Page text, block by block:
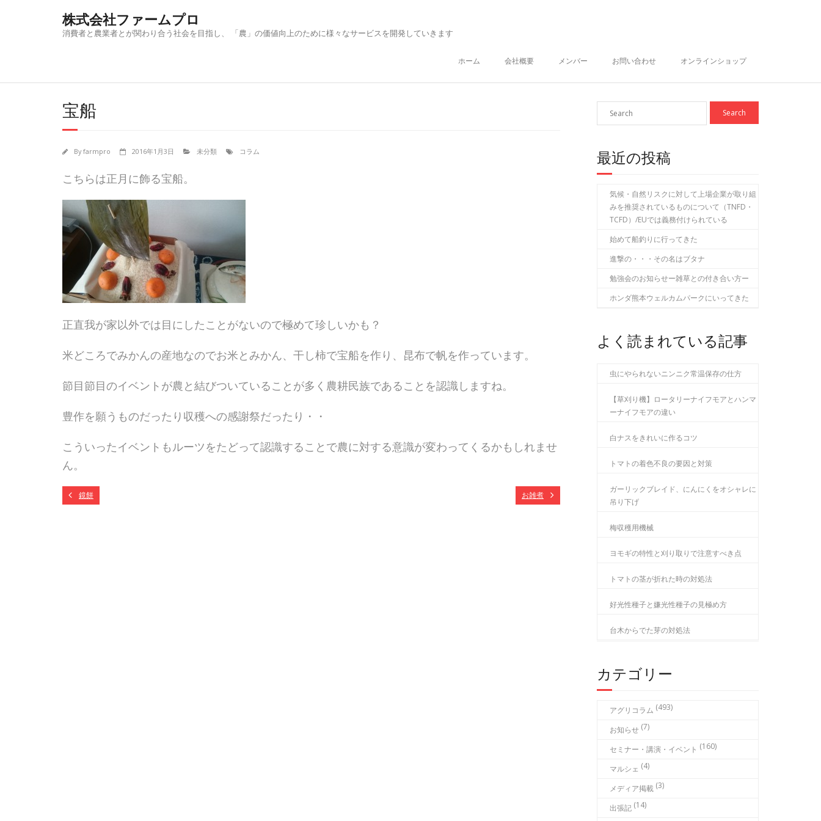
株式会社ファームプロ
消費者と農業者とが関わり合う社会を目指し、 「農」の価値向上のために様々なサービスを開発していきます
ホーム 会社概要 メンバー お問い合わせ オンラインショップ
宝船
Byfarmpro 2016年1月3日 未分類 コラム
こちらは正月に飾る宝船。
正直我が家以外では目にしたことがないので極めて珍しいかも？
米どころでみかんの産地なのでお米とみかん、干し柿で宝船を作り、昆布で帆を作っています。
節目節目のイベントが農と結びついていることが多く農耕民族であることを認識しますね。
豊作を願うものだったり収穫への感謝祭だったり・・
こういったイベントもルーツをたどって認識することで農に対する意識が変わってくるかもしれませ
ん。
鏡餅 お雑煮
最近の投稿
気候・自然リスクに対して上場企業が取り組
みを推奨されているものについて（TNFD・
TCFD）/EUでは義務付けられている
始めて船釣りに行ってきた
進撃の・・・その名はブタナ
勉強会のお知らせー雑草との付き合い方ー
ホンダ熊本ウェルカムパークにいってきた
よく読まれている記事
虫にやられないニンニク常温保存の仕方
【草刈り機】ロータリーナイフモアとハンマ
ーナイフモアの違い
白ナスをきれいに作るコツ
トマトの着色不良の要因と対策
ガーリックブレイド、にんにくをオシャレに
吊り下げ
梅収穫用機械
ヨモギの特性と刈り取りで注意すべき点
トマトの茎が折れた時の対処法
好光性種子と嫌光性種子の見極め方
台木からでた芽の対処法
カテゴリー
アグリコラム (493)
お知らせ (7)
セミナー・講演・イベント (160)
マルシェ (4)
メディア掲載 (3)
出張記 (14)